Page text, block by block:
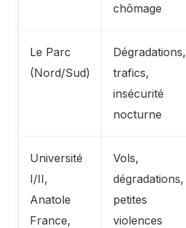
chômage
Le Parc
(Nord/Sud)
Dégradations,
trafics,
insécurité
nocturne
Université
I/II,
Anatole
France,
Vols,
dégradations,
petites
violences